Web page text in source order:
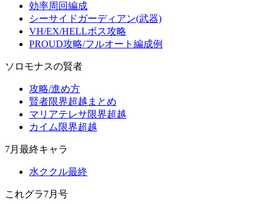
効率周回編成
シーサイドガーディアン(武器)
VH/EX/HELLボス攻略
PROUD攻略/フルオート編成例
ソロモナスの賢者
攻略/進め方
賢者限界超越まとめ
マリアテレサ限界超越
カイム限界超越
7月最終キャラ
水ククル最終
これグラ7月号